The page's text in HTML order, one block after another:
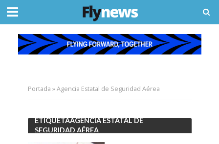
Portada »Agencia Estatal de Seguridad Aérea
ETIQUETAAGENCIA ESTATAL DE
SEGURIDAD AÉREA